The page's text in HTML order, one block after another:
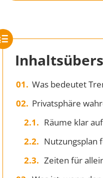
Was bedeutet
Privatsphäre
Räume klar
Nutzungsplan
Zeiten für